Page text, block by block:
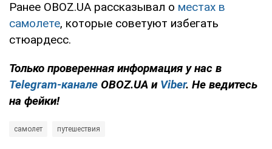
Ранее OBOZ.UA рассказывал о местах в
самолете, которые советуют избегать
стюардесс.
Только проверенная информация у нас в
Telegram-канале OBOZ.UA и Viber. Не ведитесь
на фейки!
самолет путешествия